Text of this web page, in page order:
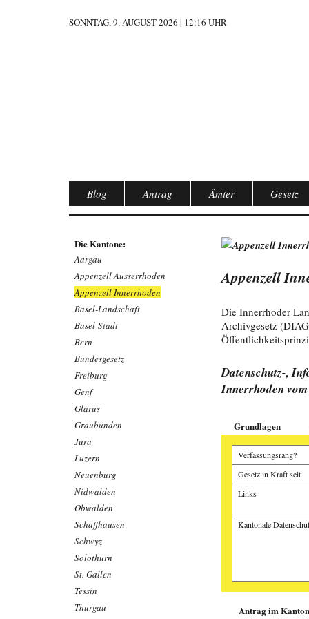
SONNTAG, 9. AUGUST 2026 | 12:16 UHR
Blog Antrag Ämter Gesetz
Die Kantone:
Aargau
Appenzell Ausserrhoden
Appenzell Innerrhoden
Basel-Landschaft
Basel-Stadt
Bern
Bundesgesetz
Freiburg
Genf
Glarus
Graubünden
Jura
Luzern
Neuenburg
Nidwalden
Obwalden
Schaffhausen
Schwyz
Solothurn
St. Gallen
Tessin
Thurgau
Appenzell
Die Innerrhoder
Archivgesetz
Datenschutz-,
Innerrhoden
Grundlagen
Verfassungsrang?
Gesetz in Kraft seit
Links
Kantonale
Antrag im
Alte Fälle
Wenn die
Sandro Büchler,